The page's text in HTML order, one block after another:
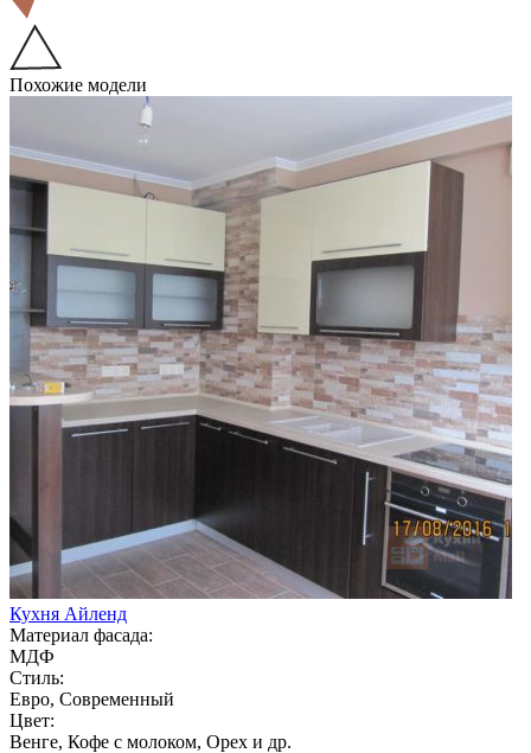
Похожие модели
Кухня Айленд
Материал фасада:
МДФ
Стиль:
Евро, Современный
Цвет:
Венге, Кофе с молоком, Орех и др.